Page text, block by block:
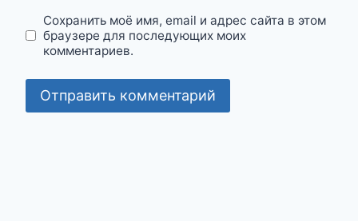
Сохранить моё имя, email и адрес сайта в этом
браузере для последующих моих
комментариев.